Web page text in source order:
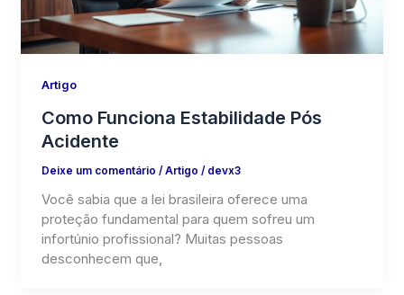
Artigo
Como Funciona Estabilidade Pós
Acidente
Deixe um comentário /Artigo / devx3
Você sabia que a lei brasileira oferece uma
proteção fundamental para quem sofreu um
infortúnio profissional? Muitas pessoas
desconhecem que,